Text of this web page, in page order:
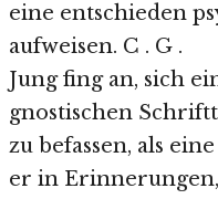
eine entschieden
aufweisen. C . G .
Jung fing an, sich
gnostischen
zu befassen, als
er in Erinnerungen,